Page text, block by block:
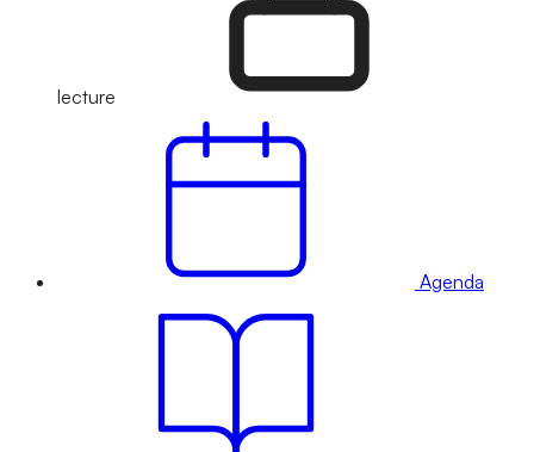
lecture
Agenda